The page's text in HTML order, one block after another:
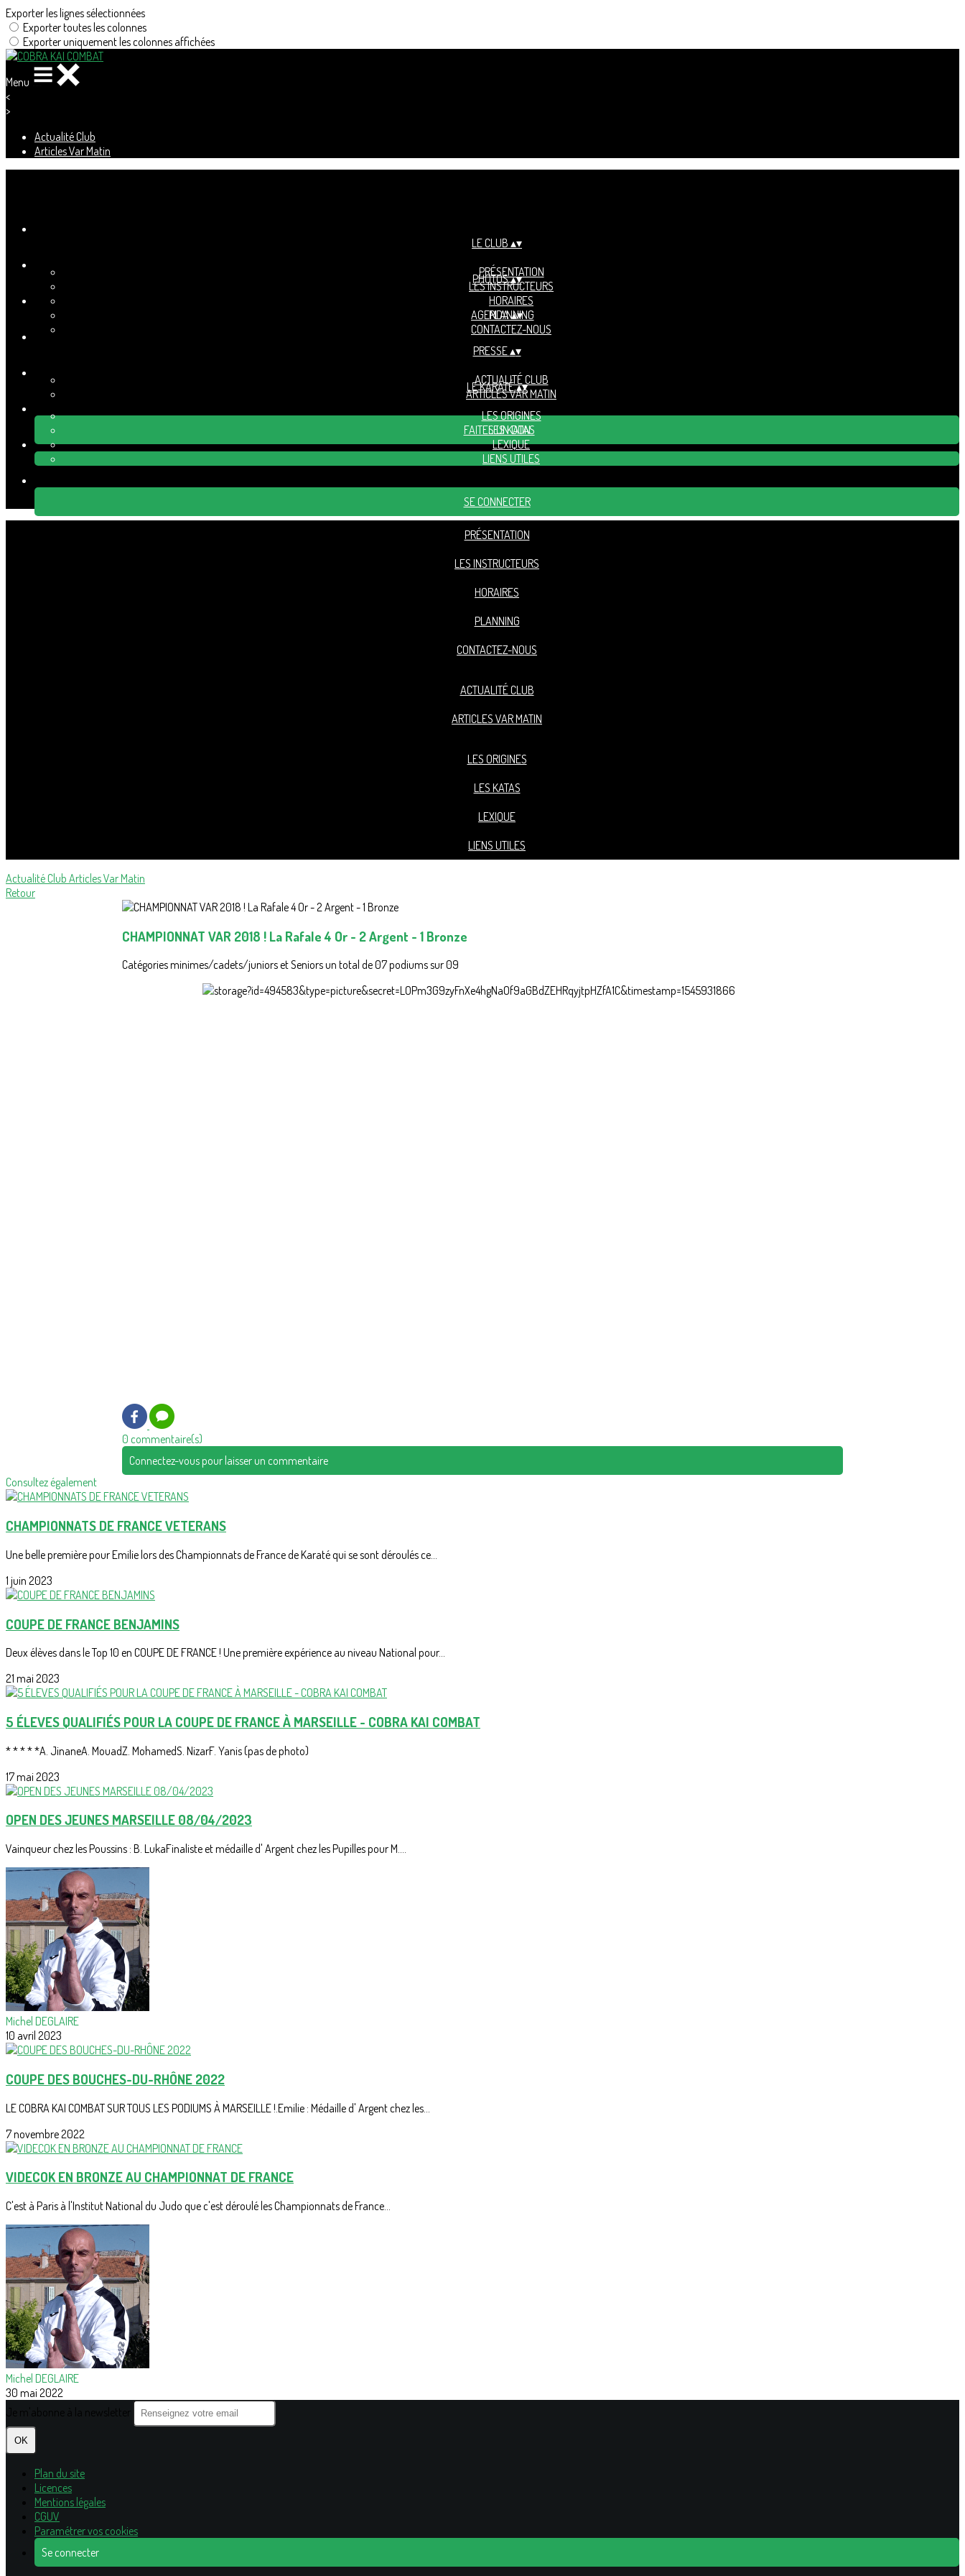
Exporter les lignes sélectionnées
Exporter toutes les colonnes
Exporter uniquement les colonnes affichées
Menu
<
>
Actualité Club
Articles Var Matin
LE CLUB ▴▾
PRÉSENTATION
LES INSTRUCTEURS
HORAIRES
PLANNING
CONTACTEZ-NOUS
PHOTOS▴▾
AGENDA▴▾
PRESSE▴▾
ACTUALITÉ CLUB
ARTICLES VAR MATIN
LE KARATÉ▴▾
LES ORIGINES
LES KATAS
LEXIQUE
LIENS UTILES
FAITES UN DON
SE CONNECTER
PRÉSENTATION
LES INSTRUCTEURS
HORAIRES
PLANNING
CONTACTEZ-NOUS
ACTUALITÉ CLUB
ARTICLES VAR MATIN
LES ORIGINES
LES KATAS
LEXIQUE
LIENS UTILES
Actualité Club Articles Var Matin
Retour
CHAMPIONNAT VAR 2018 ! La Rafale 4 Or - 2 Argent - 1 Bronze
Catégories minimes/cadets/juniors et Seniors un total de 07 podiums sur 09
0 commentaire(s)
Connectez-vous pour laisser un commentaire
Consultez également
CHAMPIONNATS DE FRANCE VETERANS
Une belle première pour Emilie lors des Championnats de France de Karaté qui se sont déroulés ce...
1 juin 2023
COUPE DE FRANCE BENJAMINS
Deux élèves dans le Top 10 en COUPE DE FRANCE ! Une première expérience au niveau National pour...
21 mai 2023
5 ÉLEVES QUALIFIÉS POUR LA COUPE DE FRANCE À MARSEILLE - COBRA KAI COMBAT
* * * * *A. JinaneA. MouadZ. MohamedS. NizarF. Yanis (pas de photo)
17 mai 2023
OPEN DES JEUNES MARSEILLE 08/04/2023
Vainqueur chez les Poussins : B. LukaFinaliste et médaille d' Argent chez les Pupilles pour M....
Michel DEGLAIRE
10 avril 2023
COUPE DES BOUCHES-DU-RHÔNE 2022
LE COBRA KAI COMBAT SUR TOUS LES PODIUMS À MARSEILLE !.Emilie : Médaille d' Argent chez les...
7 novembre 2022
VIDECOK EN BRONZE AU CHAMPIONNAT DE FRANCE
C'est à Paris à l'Institut National du Judo que c'est déroulé les Championnats de France...
Michel DEGLAIRE
30 mai 2022
OK
Plan du site
Licences
Mentions légales
CGUV
Paramétrer vos cookies
Se connecter